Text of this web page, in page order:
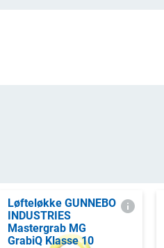
Løfteløkke GUNNEBO
INDUSTRIES
Mastergrab MG
GrabiQ Klasse 10